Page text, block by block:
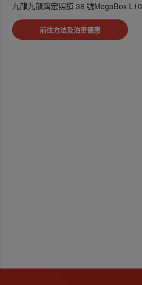
九龍九龍灣宏照道 38 號MegaBox L10
前往方法及泊車優惠